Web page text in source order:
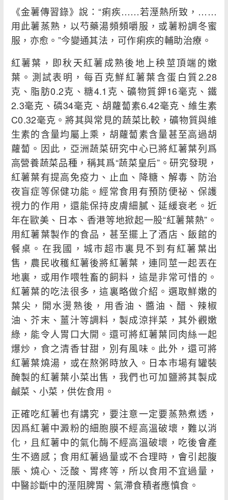
《金薯傳習錄》說：“痢疾……若溼熱所致，……
用此薯蒸熟，以芍藥湯頻頻嚼服，或薯粉調冬蜜
服，亦愈。”今變通其法，可作痢疾的輔助治療。
紅薯葉，即秋天紅薯成熟後地上秧莖頂端的嫩
葉。測試表明，每百克鮮紅薯葉含蛋白質2.28
克、脂肪0.2克、糖4.1克、礦物質鉀16毫克、鐵
2.3毫克、磷34毫克、胡蘿蔔素6.42毫克、維生素
C0.32毫克。將其與常見的蔬菜比較，礦物質與維
生素的含量均屬上乘，胡蘿蔔素含量甚至高過胡
蘿蔔。因此，亞洲蔬菜研究中心已將紅薯葉列爲
高營養蔬菜品種，稱其爲“蔬菜皇后”。研究發現，
紅薯葉有提高免疫力、止血、降糖、解毒、防治
夜盲症等保健功能。經常食用有預防便祕、保護
視力的作用，還能保持皮膚細膩、延緩衰老。近
年在歐美、日本、香港等地掀起一股“紅薯葉熱”。
用紅薯葉製作的食品，甚至擺上了酒店、飯館的
餐桌。在我國，城市超市裏見不到有紅薯葉出
售，農民收穫紅薯後將紅薯葉，連同莖一起丟在
地裏，或用作喂牲畜的飼料，這是非常可惜的。
紅薯葉的吃法很多，這裏略做介紹。選取鮮嫩的
葉尖，開水燙熟後，用香油、醬油、醋、辣椒
油、芥末、薑汁等調料，製成涼拌菜，其外觀嫩
綠，能令人胃口大開。還可將紅薯葉同肉絲一起
爆炒，食之清香甘甜，別有風味。此外，還可將
紅薯葉燒湯，或在熬粥時放入。日本市場有罐裝
醃製的紅薯葉小菜出售，我們也可加鹽將其製成
鹹菜、小菜，供佐食用。
正確吃紅薯也有講究，要注意一定要蒸熟煮透，
因爲紅薯中澱粉的細胞膜不經高溫破壞，難以消
化，且紅薯中的氣化酶不經高溫破壞，吃後會產
生不適感；食用紅薯過量或不合理時，會引起腹
脹、燒心、泛酸、胃疼等，所以食用不宜過量，
中醫診斷中的溼阻脾胃、氣滯食積者應慎食。